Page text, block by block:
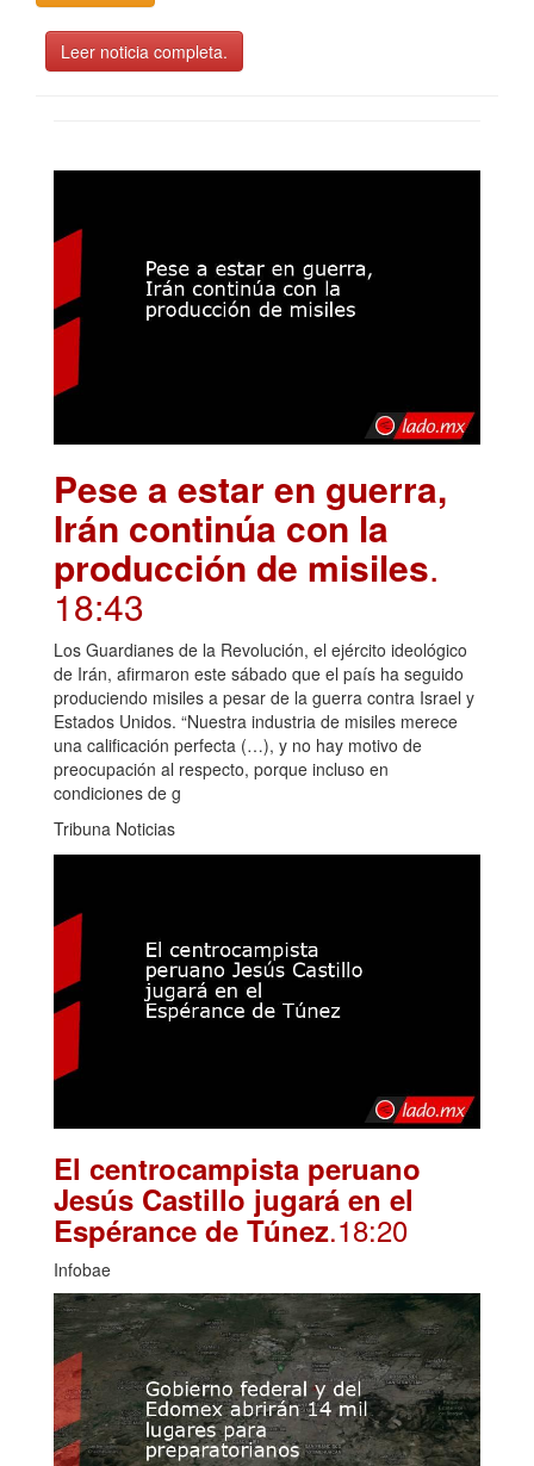
Leer noticia completa.
Pese a estar en guerra,
Irán continúa con la
producción de misiles.
18:43
Los Guardianes de la Revolución, el ejército ideológico
de Irán, afirmaron este sábado que el país ha seguido
produciendo misiles a pesar de la guerra contra Israel y
Estados Unidos. “Nuestra industria de misiles merece
una calificación perfecta (…), y no hay motivo de
preocupación al respecto, porque incluso en
condiciones de g
Tribuna Noticias
El centrocampista peruano
Jesús Castillo jugará en el
Espérance de Túnez.18:20
Infobae